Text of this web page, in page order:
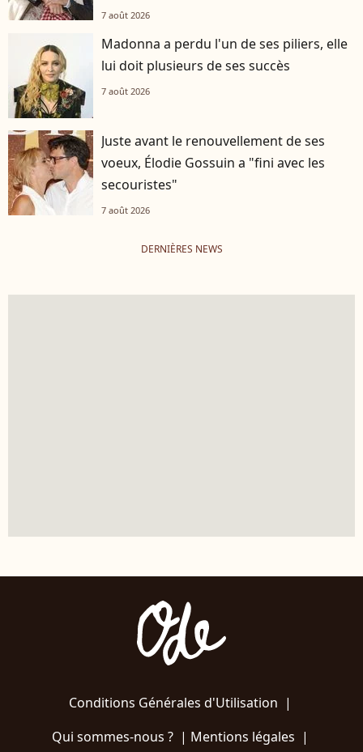
7 août 2026
Madonna a perdu l'un de ses piliers, elle
lui doit plusieurs de ses succès
7 août 2026
Juste avant le renouvellement de ses
voeux, Élodie Gossuin a "fini avec les
secouristes"
7 août 2026
DERNIÈRES NEWS
Conditions Générales d'Utilisation |
Qui sommes-nous ?| Mentions légales |